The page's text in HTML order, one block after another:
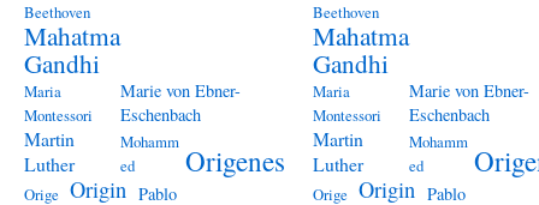
Beethoven
Mahatma
Gandhi
Maria
Montessori
Marie von Ebner-
Eschenbach
Martin
Luther
Mohamm
ed
Origenes
Orige Origin Pablo
Beethoven
Mahatma
Gandhi
Maria
Montessori
Marie von Ebner-
Eschenbach
Martin
Luther
Mohamm
ed
Orige Origin Pablo